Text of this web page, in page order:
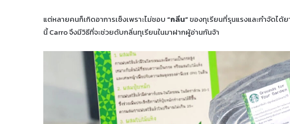
แต่หลายคนก็เกิดอาการเซ็งเพราะไม่ชอบ“กลิ่น”ของทุเรียนที่รุนแรงและกำจัดได้
นี้ Carro จึงมีวิธีที่จะช่วยดับกลิ่นทุเรียนในมาฝากผู้อ่านกันจ้า